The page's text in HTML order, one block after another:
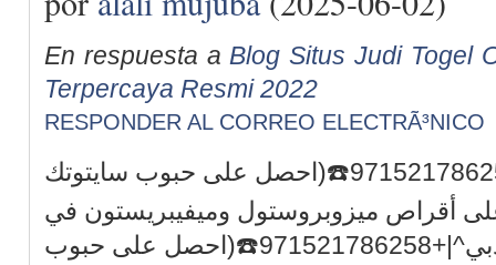
En respuesta a Blog Situs Judi Togel
Terpercaya Resmi 2022
RESPONDER AL CORREO ELECTRÃ³NICO
حبوب الإجهاض في دبي^|+971521786258☎️(احصل على حبوب سايتوتك
أقراص ميزوبروستول وميفيبريستون في
دبي.حبوب الإجهاض في دبي^|+971521786258☎️(احصل على حبوب